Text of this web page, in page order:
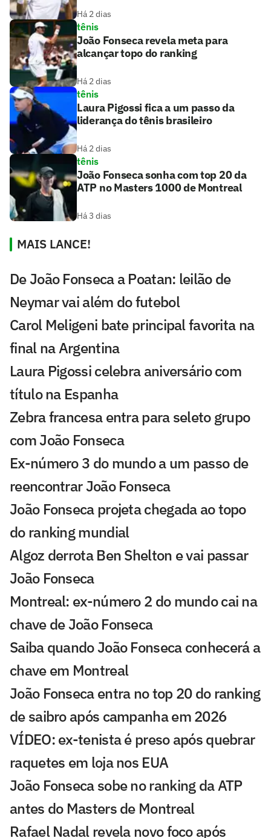
Há 2 dias
tênis
João Fonseca revela meta para
alcançar topo do ranking
Há 2 dias
tênis
Laura Pigossi fica a um passo da
liderança do tênis brasileiro
Há 2 dias
tênis
João Fonseca sonha com top 20 da
ATP no Masters 1000 de Montreal
Há 3 dias
MAIS LANCE!
De João Fonseca a Poatan: leilão de
Neymar vai além do futebol
Carol Meligeni bate principal favorita na
final na Argentina
Laura Pigossi celebra aniversário com
título na Espanha
Zebra francesa entra para seleto grupo
com João Fonseca
Ex-número 3 do mundo a um passo de
reencontrar João Fonseca
João Fonseca projeta chegada ao topo
do ranking mundial
Algoz derrota Ben Shelton e vai passar
João Fonseca
Montreal: ex-número 2 do mundo cai na
chave de João Fonseca
Saiba quando João Fonseca conhecerá a
chave em Montreal
João Fonseca entra no top 20 do ranking
de saibro após campanha em 2026
VÍDEO: ex-tenista é preso após quebrar
raquetes em loja nos EUA
João Fonseca sobe no ranking da ATP
antes do Masters de Montreal
Rafael Nadal revela novo foco após